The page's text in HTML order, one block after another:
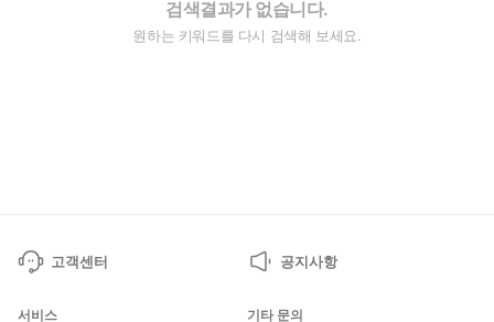
검색결과가 없습니다.
원하는 키워드를 다시 검색해 보세요.
고객센터 공지사항
서비스 기타 문의